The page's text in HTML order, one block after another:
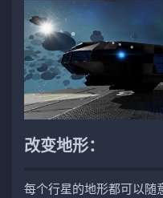
改变地形：
每个行星的地形都可以随